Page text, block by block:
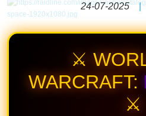
24-07-2025
⚔️
WARCRAFT:
⚔️